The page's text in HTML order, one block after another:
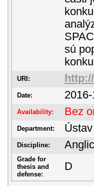
sú
URI:
Date: 2016-
Availability: Bez
Department:
Discipline:
Grade for
thesis and
defense:
D